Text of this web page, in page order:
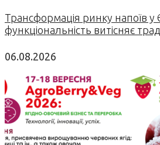
Трансформація ринку напоїв у
функціональність витісняє
06.08.2026